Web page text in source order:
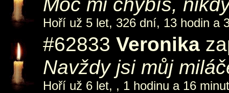
Hoří už 5 let, 326 dní, 13 hodin a
#62833 Veronika
Navždy jsi můj
Hoří už 6 let, , 1 hodinu a 16